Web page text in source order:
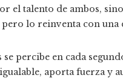
el talento de ambos,
pero lo reinventa con una
percibe en cada
aporta fuerza y